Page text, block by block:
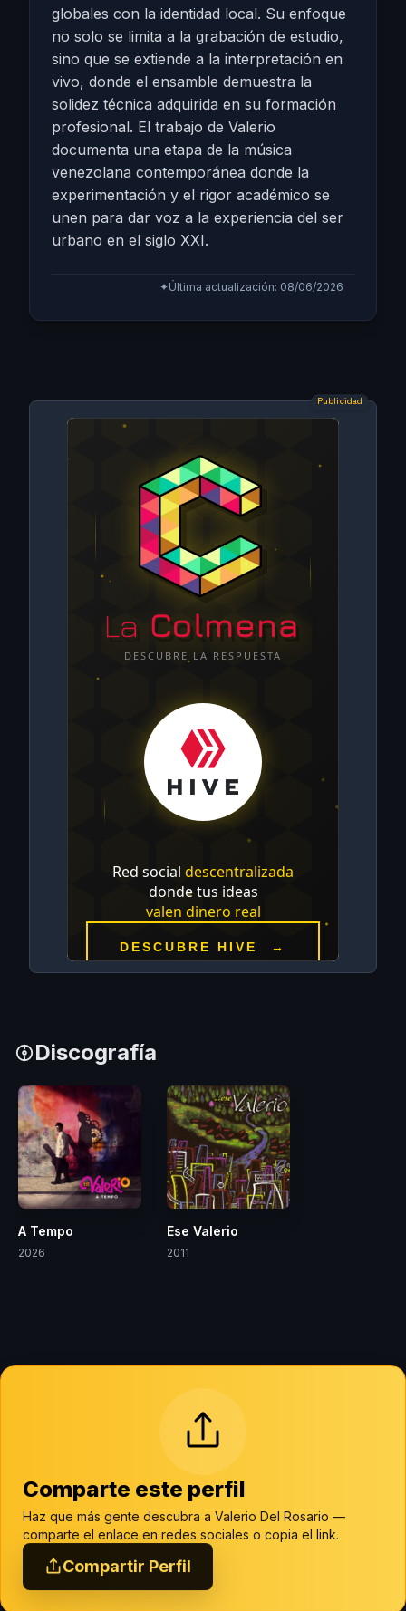
globales con la identidad local. Su enfoque
no solo se limita a la grabación de estudio,
sino que se extiende a la interpretación en
vivo, donde el ensamble demuestra la
solidez técnica adquirida en su formación
profesional. El trabajo de Valerio
documenta una etapa de la música
venezolana contemporánea donde la
experimentación y el rigor académico se
unen para dar voz a la experiencia del ser
urbano en el siglo XXI.
✦Última actualización: 08/06/2026
Publicidad
Discografía
A Tempo
2026
Ese Valerio
2011
Comparte este perfil
Haz que más gente descubra a Valerio Del Rosario —
comparte el enlace en redes sociales o copia el link.
Compartir Perfil